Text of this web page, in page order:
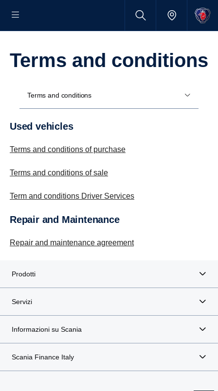
Terms and condi­tions
Terms and conditions
Used vehicles
Terms and conditions of purchase
Terms and conditions of sale
Term and conditions Driver Services
Repair and Maintenance
Repair and maintenance agreement
Prodotti
Servizi
Informazioni su Scania
Scania Finance Italy